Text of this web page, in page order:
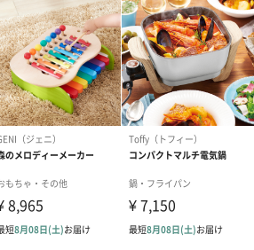
チ
を同梱してお届けいたします。ギフトへ
花束ハンドタオル（ブ
花束ハンドタ